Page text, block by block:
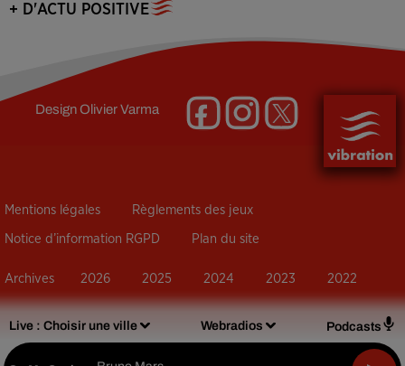
Live : Choisir une ville Webradios Podcasts
+ D'ACTU POSITIVE
DesignOlivier Varma
Mentions légales Règlements des jeux
Notice d’information RGPD Plan du site
Archives 2026 2025 2024 2023 2022